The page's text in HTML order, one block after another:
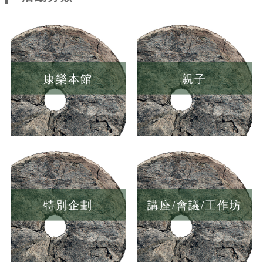
康樂本館 親子
特別企劃 講座/會議/工作坊